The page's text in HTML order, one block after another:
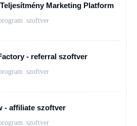
Marketing Platform
szoftver
- referral szoftver
szoftver
- affiliate szoftver
szoftver